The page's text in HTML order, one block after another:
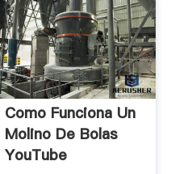
Como Funciona Un
Molino De Bolas
YouTube